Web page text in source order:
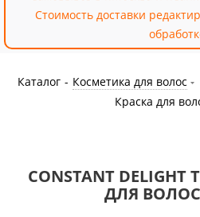
Стоимость доставки
Каталог - Косметика для волос
Краска для
CONSTANT DELIGHT
ДЛЯ